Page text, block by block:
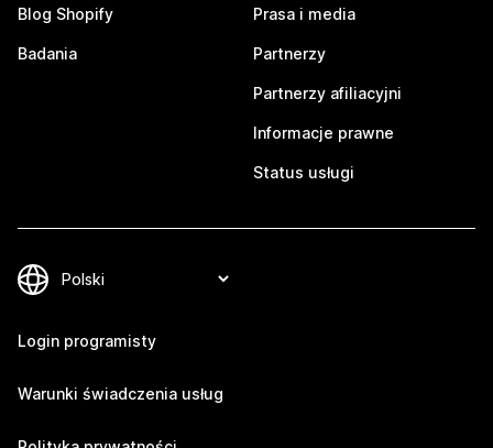
Blog Shopify
Badania
Prasa i media
Partnerzy
Partnerzy afiliacyjni
Informacje prawne
Status usługi
Login programisty
Warunki świadczenia usług